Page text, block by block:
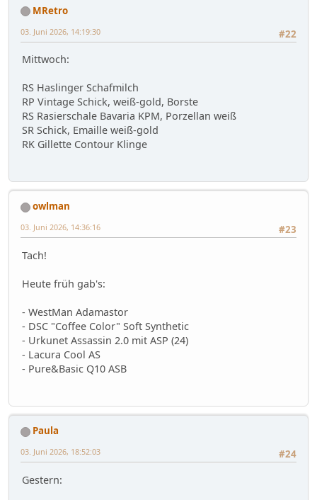
MRetro
#22
03. Juni 2026, 14:19:30
Mittwoch:
RS Haslinger Schafmilch
RP Vintage Schick, weiß-gold, Borste
RS Rasierschale Bavaria KPM, Porzellan weiß
SR Schick, Emaille weiß-gold
RK Gillette Contour Klinge
owlman
#23
03. Juni 2026, 14:36:16
Tach!
Heute früh gab's:
- WestMan Adamastor
- DSC "Coffee Color" Soft Synthetic
- Urkunet Assassin 2.0 mit ASP (24)
- Lacura Cool AS
- Pure&Basic Q10 ASB
Paula
#24
03. Juni 2026, 18:52:03
Gestern: